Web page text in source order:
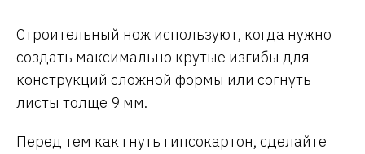
Строительный нож используют, когда нужно
создать максимально крутые изгибы для
конструкций сложной формы или согнуть
листы толще 9 мм.
Перед тем как гнуть гипсокартон, сделайте